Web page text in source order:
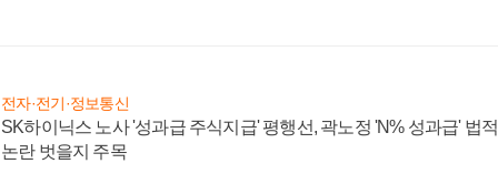
전자·전기·정보통신
SK하이닉스 노사 '성과급 주식지급' 평행선, 곽노정 'N% 성과급' 법적
논란 벗을지 주목